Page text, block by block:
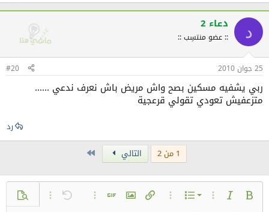
د دعاء 2
:: عضو منتسِب ::
25 جوان 2010 #20
ربي يشفيه مسكين بصح واش مريض باش نعرف ندعي ......
متزعفيش تعودي تقولي قرعجية
رد
1 من 2
التالي
عريض مائل خيارات إضافية...
القائمةقائمة بتعداد رقمي
خيارات إضافية...
إضافة رابطإضافة صورةإضافة صورة متحركة GIF
خيارات إضافية...
تراجع خياراتمعاينة